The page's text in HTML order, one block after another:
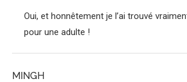
Oui, et honnêtement je l’ai trouvé
pour une adulte !
MINGH